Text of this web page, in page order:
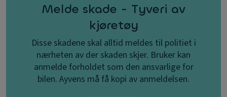
Melde skade - Tyveri av
kjøretøy
Disse skadene skal alltid meldes til politiet i
nærheten av der skaden skjer. Bruker kan
anmelde forholdet som den ansvarlige for
bilen. Ayvens må få kopi av anmeldelsen.